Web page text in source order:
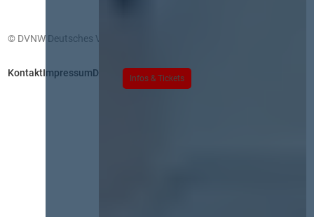
Infos & Tickets
© DVNW Deutsches Vergabenetzwerk GmbH
KontaktImpressumDatenschutz